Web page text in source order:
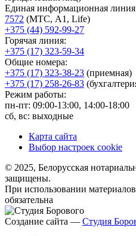
Единая информационная
7572 (МТС, A1, Life)
+375 (44) 592-99-27
Горячая линия:
+375 (17) 323-59-34
Общие номера:
+375 (17) 323-38-23 (приемная)
+375 (17) 258-26-83
Режим работы:
пн-пт: 09:00-13:00, 14:00-18:00
сб, вс: выходные
Карта сайта
Выбор настроек cookie
© 2025, Белорусская
защищены.
При использовании
обязательна
Создание сайта — Студия